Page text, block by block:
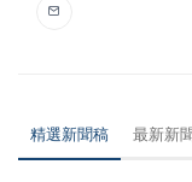
精選新聞稿 最新新